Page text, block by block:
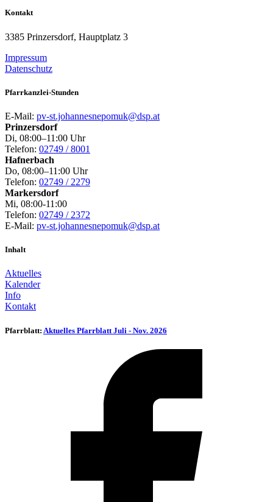
Kontakt
3385 Prinzersdorf, Hauptplatz 3
Impressum
Datenschutz
Pfarrkanzlei-Stunden
E-Mail: pv-st.johannesnepomuk@dsp.at
Prinzersdorf
Di, 08:00–11:00 Uhr
Telefon: 02749 / 8001
Hafnerbach
Do, 08:00–11:00 Uhr
Telefon: 02749 / 2279
Markersdorf
Mi, 08:00-11:00
Telefon: 02749 / 2372
E-Mail: pv-st.johannesnepomuk@dsp.at
Inhalt
Aktuelles
Kalender
Info
Kontakt
Pfarrblatt: Aktuelles Pfarrblatt Juli - Nov. 2026